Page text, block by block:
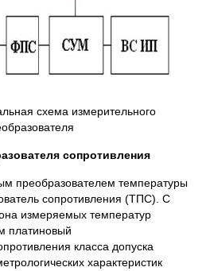
схема измерительного
сопротивления
преобразователем температуры
сопротивления (ТПС). С
измеряемых температур
платиновый
класса допуска
характеристик